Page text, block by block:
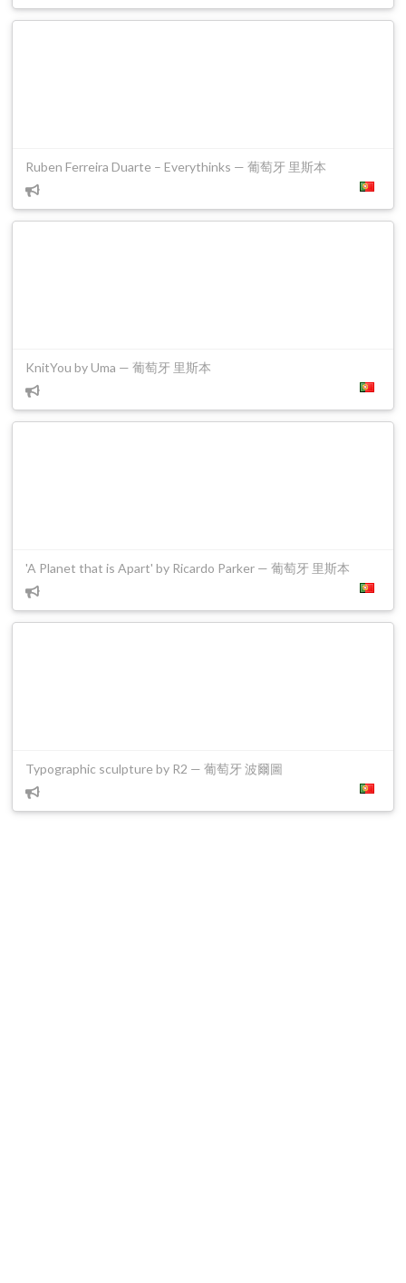
Ruben Ferreira Duarte – Everythinks — 葡萄牙 里斯本
KnitYou by Uma — 葡萄牙 里斯本
'A Planet that is Apart' by Ricardo Parker — 葡萄牙 里斯本
Typographic sculpture by R2 — 葡萄牙 波爾圖